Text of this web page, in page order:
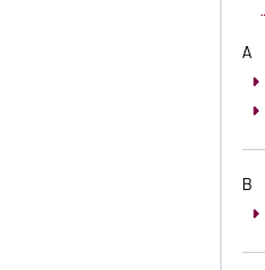
A
B